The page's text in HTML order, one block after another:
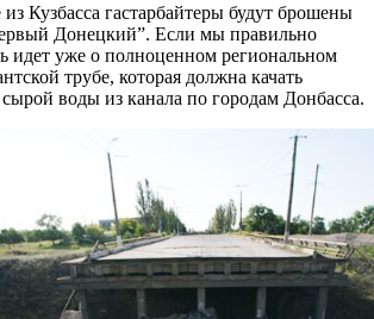
Кузбасса гастарбайтеры будут брошены
Донецкий”. Если мы правильно
идет уже о полноценном региональном
трубе, которая должна качать
воды из канала по городам Донбасса.